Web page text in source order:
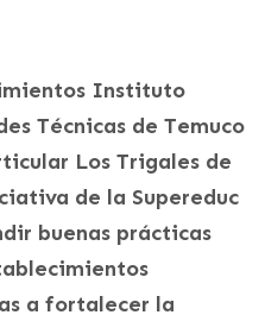
Instituto
Técnicas de Temuco
Los Trigales de
de la Supereduc
buenas prácticas
a fortalecer la